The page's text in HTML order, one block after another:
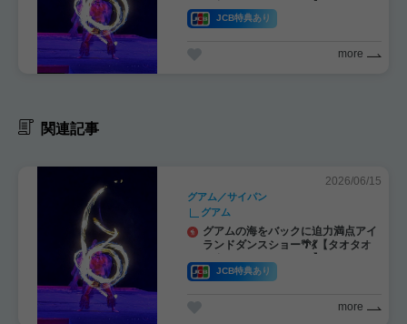
JCB特典あり
more
関連記事
2026/06/15
グアム／サイパン
グアム
グアムの海をバックに迫力満点アイ
ランドダンスショー🌴💃【タオタオ
JCB特典あり
more